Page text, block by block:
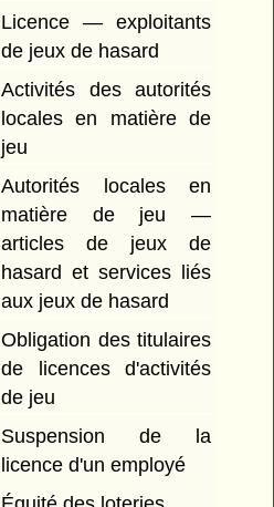
Licence — exploitants
de jeux de hasard
Activités des autorités
locales en matière de
jeu
Autorités locales en
matière de jeu —
articles de jeux de
hasard et services liés
aux jeux de hasard
Obligation des titulaires
de licences d'activités
de jeu
Suspension de la
licence d'un employé